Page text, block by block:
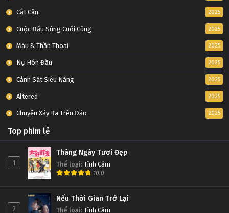
Cắt Cân 2025
Cuộc Đấu Súng Cuối Cùng 2025
Máu & Thần Thoại 2025
Nụ Hôn Đầu 2025
Cảnh Sát Siêu Năng 2025
Altered 2025
Chuyện Xảy Ra Trên Đảo 2025
Top phim lẻ
1
Tháng Ngày Tươi Đẹp
Thể loại: Tình Cảm
10.0
2
Nếu Thời Gian Trở Lại
Thể loại: Tình Cảm